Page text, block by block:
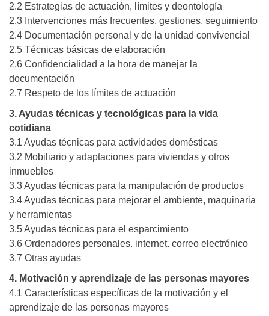
2.2 Estrategias de actuación, límites y deontología
2.3 Intervenciones más frecuentes. gestiones. seguimiento
2.4 Documentación personal y de la unidad convivencial
2.5 Técnicas básicas de elaboración
2.6 Confidencialidad a la hora de manejar la
documentación
2.7 Respeto de los límites de actuación
3. Ayudas técnicas y tecnológicas para la vida
cotidiana
3.1 Ayudas técnicas para actividades domésticas
3.2 Mobiliario y adaptaciones para viviendas y otros
inmuebles
3.3 Ayudas técnicas para la manipulación de productos
3.4 Ayudas técnicas para mejorar el ambiente, maquinaria
y herramientas
3.5 Ayudas técnicas para el esparcimiento
3.6 Ordenadores personales. internet. correo electrónico
3.7 Otras ayudas
4. Motivación y aprendizaje de las personas mayores
4.1 Características específicas de la motivación y el
aprendizaje de las personas mayores